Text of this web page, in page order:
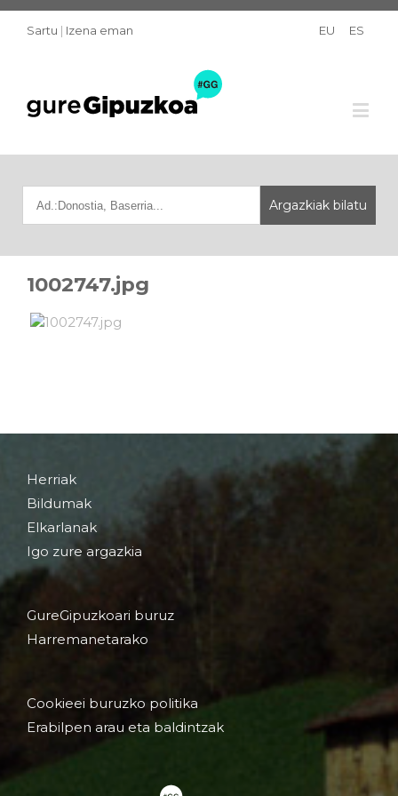
Sartu | Izena eman EU ES
1002747.jpg
Herriak
Bildumak
Elkarlanak
Igo zure argazkia
GureGipuzkoari buruz
Harremanetarako
Cookieei buruzko politika
Erabilpen arau eta baldintzak